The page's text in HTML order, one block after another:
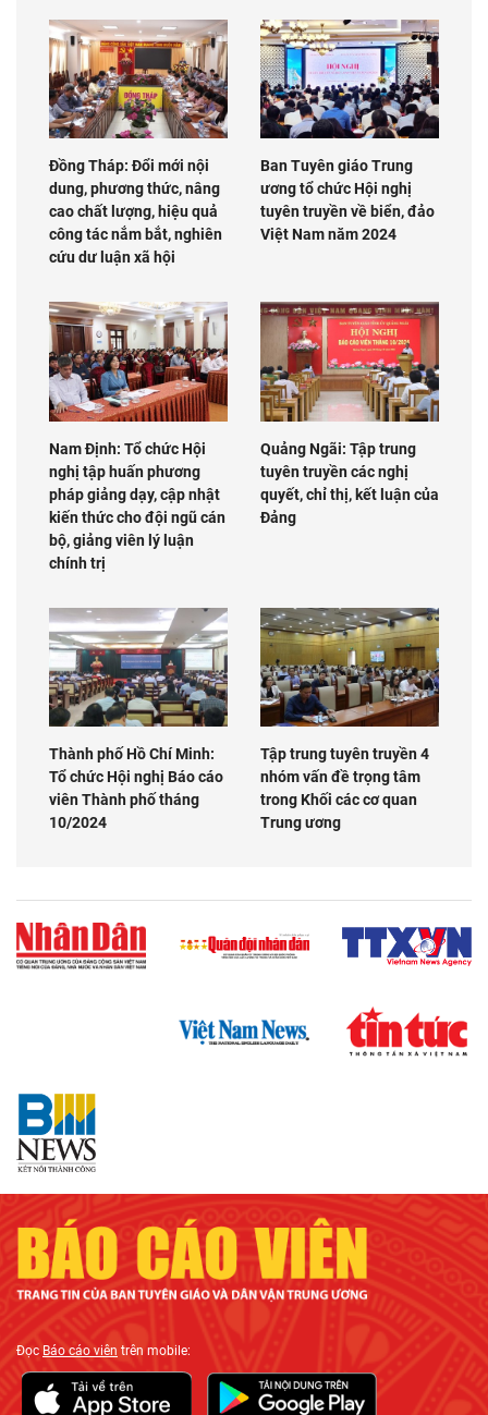
Đồng Tháp: Đổi mới nội
dung, phương thức, nâng
cao chất lượng, hiệu quả
công tác nắm bắt, nghiên
cứu dư luận xã hội
Ban Tuyên giáo Trung
ương tổ chức Hội nghị
tuyên truyền về biển, đảo
Việt Nam năm 2024
Nam Định: Tổ chức Hội
nghị tập huấn phương
pháp giảng dạy, cập nhật
kiến thức cho đội ngũ cán
bộ, giảng viên lý luận
chính trị
Quảng Ngãi: Tập trung
tuyên truyền các nghị
quyết, chỉ thị, kết luận của
Đảng
Thành phố Hồ Chí Minh:
Tổ chức Hội nghị Báo cáo
viên Thành phố tháng
10/2024
Tập trung tuyên truyền 4
nhóm vấn đề trọng tâm
trong Khối các cơ quan
Trung ương
ĐọcBáo cáo viên trên mobile: